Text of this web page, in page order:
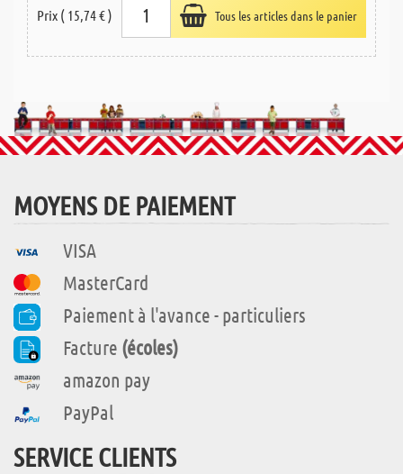
Prix ( 15,74 € ) Tous les articles dans le panier
MOYENS DE PAIEMENT
VISA
MasterCard
Paiement à l'avance - particuliers
Facture (écoles)
amazon pay
PayPal
SERVICE CLIENTS